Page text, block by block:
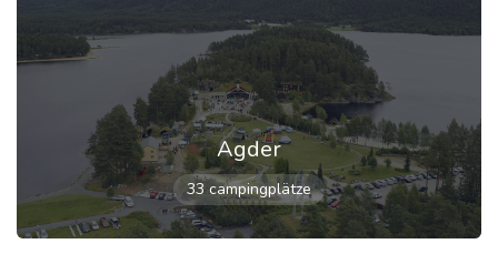
Agder
33 campingplätze